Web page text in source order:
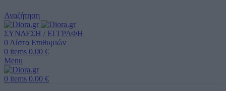
Αναζήτηση
ΣΥΝΔΕΣΗ / ΕΓΓΡΑΦΗ
0 Λίστα Επιθυμιών
0 items 0.00 €
Menu
0 items 0.00 €